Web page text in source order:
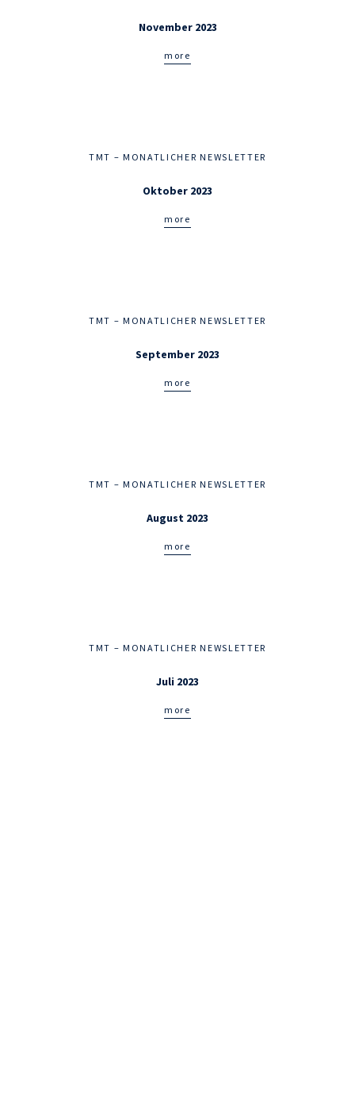
November 2023
more
TMT – MONATLICHER NEWSLETTER
Oktober 2023
more
TMT – MONATLICHER NEWSLETTER
September 2023
more
TMT – MONATLICHER NEWSLETTER
August 2023
more
TMT – MONATLICHER NEWSLETTER
Juli 2023
more